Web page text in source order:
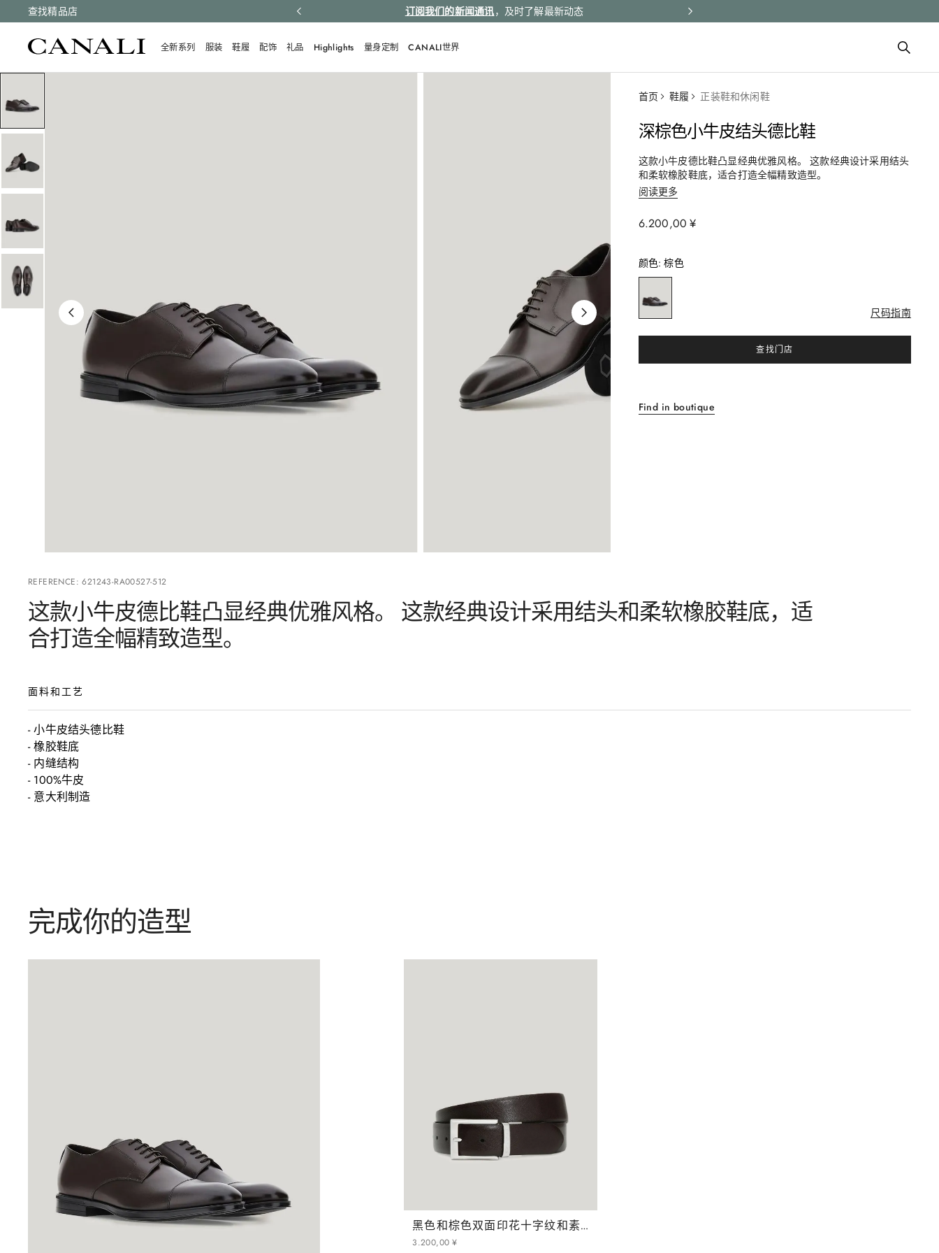
查找精品店
订单均享受快速配送和免费退货。 订阅我们的新闻通讯，及时了解最新动态
全新系列 服装 鞋履 配饰 礼品 Highlights 量身定制 CANALI世界
首页 鞋履 正装鞋和休闲鞋
深棕色小牛皮结头德比鞋
这款小牛皮德比鞋凸显经典优雅风格。 这款经典设计采用结头
和柔软橡胶鞋底，适合打造全幅精致造型。
阅读更多
¥
6 ,
200
. 00
颜色:棕色
尺码指南
查找门店
Find in boutique
REFERENCE:621243-RA00527-512
这款小牛皮德比鞋凸显经典优雅风格。 这款经典设计采用结头和柔软橡胶鞋底，适
合打造全幅精致造型。
面料和工艺
- 小牛皮结头德比鞋
- 橡胶鞋底
- 内缝结构
- 100%牛皮
- 意大利制造
完成你的造型
黑色和棕色双面印花十字纹和素色小牛皮腰带
¥
3 ,
200
. 00